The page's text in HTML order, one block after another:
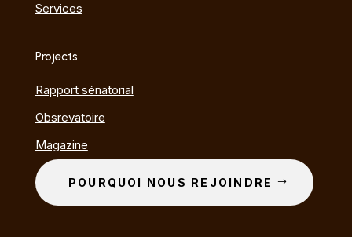
Services
Projects
Rapport sénatorial
Obsrevatoire
Magazine
POURQUOI NOUS REJOINDRE